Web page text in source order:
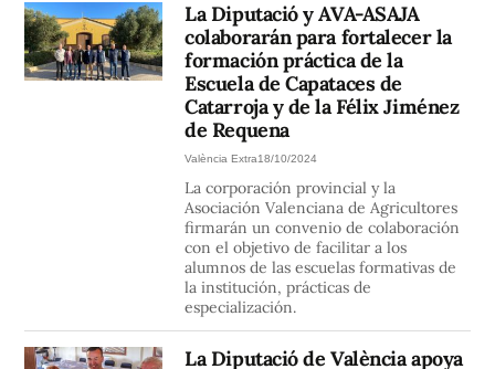
La Diputació y AVA-ASAJA
colaborarán para fortalecer la
formación práctica de la
Escuela de Capataces de
Catarroja y de la Félix Jiménez
de Requena
València Extra18/10/2024
La corporación provincial y la
Asociación Valenciana de Agricultores
firmarán un convenio de colaboración
con el objetivo de facilitar a los
alumnos de las escuelas formativas de
la institución, prácticas de
especialización.
La Diputació de València apoya